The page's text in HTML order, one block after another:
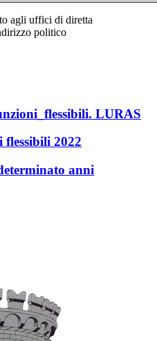
agli uffici di diretta
politico
LURAS
flessibili 2022
anni